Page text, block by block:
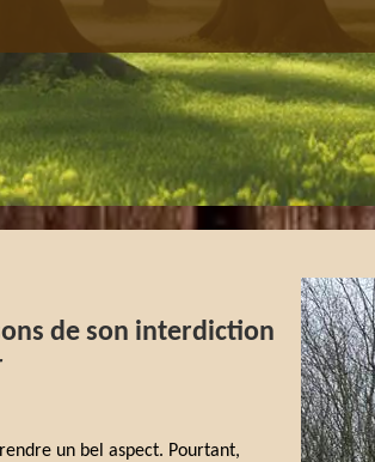
de son interdiction
un bel aspect. Pourtant,